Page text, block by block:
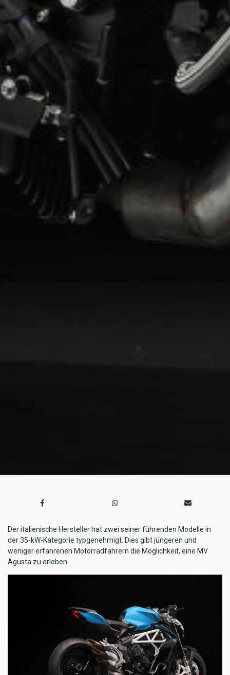
Der italienische Hersteller hat zwei seiner führenden Modelle in
der 35-kW-Kategorie typgenehmigt. Dies gibt jüngeren und
weniger erfahrenen Motorradfahrern die Möglichkeit, eine MV
Agusta zu erleben.